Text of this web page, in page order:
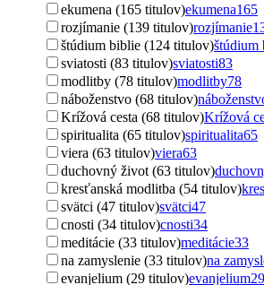
ekumena (165 titulov)ekumena165
rozjímanie (139 titulov)rozjímanie
štúdium biblie (124 titulov)štúdium
sviatosti (83 titulov)sviatosti83
modlitby (78 titulov)modlitby78
náboženstvo (68 titulov)
Krížová cesta (68 titulov)Krížová
spiritualita (65 titulov)spiritualita65
viera (63 titulov)viera63
duchovný život (63 titulov)
kresťanská modlitba (54 titulov)
svätci (47 titulov)svätci47
cnosti (34 titulov)cnosti34
meditácie (33 titulov)meditácie33
na zamyslenie (33 titulov)na
evanjelium (29 titulov)evanjelium29